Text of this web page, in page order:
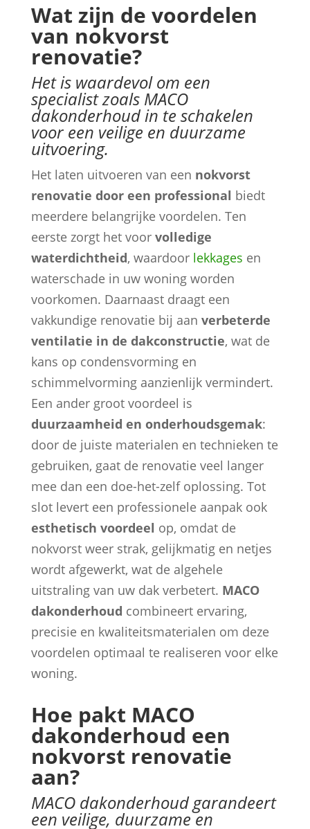
Wat zijn de voordelen
van nokvorst
renovatie?
Het is waardevol om een
specialist zoals MACO
dakonderhoud in te schakelen
voor een veilige en duurzame
uitvoering.
Het laten uitvoeren van een nokvorst
renovatie door een professional biedt
meerdere belangrijke voordelen. Ten
eerste zorgt het voor volledige
waterdichtheid, waardoor lekkages en
waterschade in uw woning worden
voorkomen. Daarnaast draagt een
vakkundige renovatie bij aan verbeterde
ventilatie in de dakconstructie, wat de
kans op condensvorming en
schimmelvorming aanzienlijk vermindert.
Een ander groot voordeel is
duurzaamheid en onderhoudsgemak:
door de juiste materialen en technieken te
gebruiken, gaat de renovatie veel langer
mee dan een doe-het-zelf oplossing. Tot
slot levert een professionele aanpak ook
esthetisch voordeel op, omdat de
nokvorst weer strak, gelijkmatig en netjes
wordt afgewerkt, wat de algehele
uitstraling van uw dak verbetert. MACO
dakonderhoud combineert ervaring,
precisie en kwaliteitsmaterialen om deze
voordelen optimaal te realiseren voor elke
woning.
Hoe pakt MACO
dakonderhoud een
nokvorst renovatie
aan?
MACO dakonderhoud garandeert
een veilige, duurzame en